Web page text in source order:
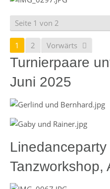
Seite 1 von 2
1 2 Vorwärts
Turnierpaare
Juni 2025
Linedanceparty
Tanzworkshop,